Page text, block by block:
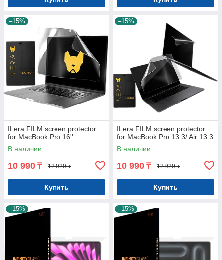
–15%
ILera FILM screen protector
for MacBook Pro 16''
В наличии
10 990 ₸ 12 929 ₸
Купить
–15%
ILera FILM screen protector
for MacBook Pro 13.3/ Air 13.3
В наличии
10 990 ₸ 12 929 ₸
Купить
–15% –15%